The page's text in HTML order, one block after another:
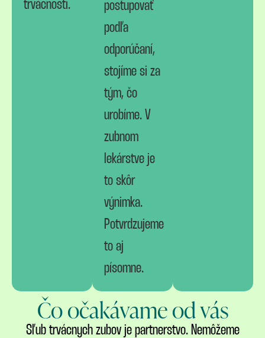
trvácnosti.
postupovať
podľa
odporúčaní,
stojíme si za
tým, čo
urobíme. V
zubnom
lekárstve je
to skôr
výnimka.
Potvrdzujeme
to aj
písomne.
Čo očakávame od vás
Sľub trvácnych zubov je partnerstvo. Nemôžeme